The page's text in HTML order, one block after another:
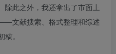
除此之外，我还拿出了市面上
文献搜索、格式整理和综述
。​